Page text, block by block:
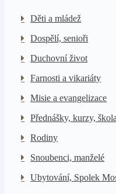
Děti a mládež
Dospělí, senioři
Duchovní život
Farnosti a vikariáty
Misie a evangelizace
Přednášky, kurzy, škola
Rodiny
Snoubenci, manželé
Ubytování, Spolek